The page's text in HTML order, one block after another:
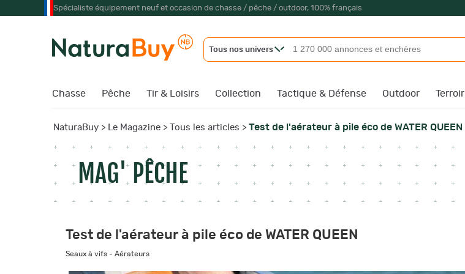
Spécialiste équipement neuf et occasion de chasse / pêche / outdoor, 100% français
Tous nos univers
Chasse Pêche Tir & Loisirs Collection Tactique & Défense Outdoor Terroir
NaturaBuy > Le Magazine > Tous les articles > Test de l'aérateur à pile éco de WATER QUEEN
MAG' PÊCHE
Test de l'aérateur à pile éco de WATER QUEEN
Seaux à vifs - Aérateurs